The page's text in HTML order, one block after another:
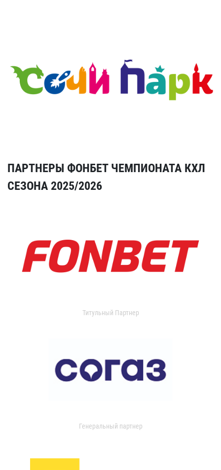
ПАРТНЕРЫ ФОНБЕТ ЧЕМПИОНАТА КХЛ
СЕЗОНА 2025/2026
Титульный Партнер
Генеральный партнер